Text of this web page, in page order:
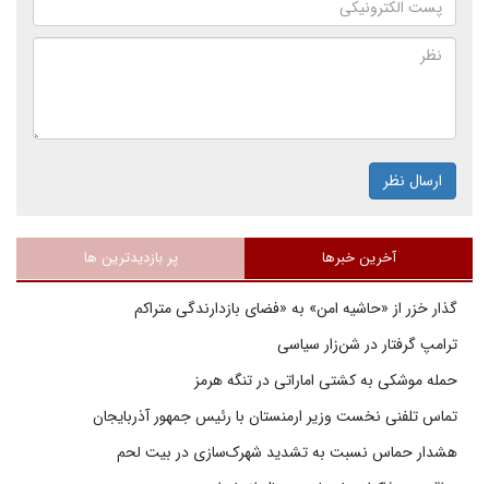
ارسال نظر
آخرین خبرها پر بازدیدترین ها
گذار خزر از «حاشیه امن» به «فضای بازدارندگی متراکم
ترامپ گرفتار در شن‌زار سیاسی
حمله موشکی به کشتی اماراتی در تنگه هرمز
تماس تلفنی نخست وزیر ارمنستان با رئیس جمهور آذربایجان
هشدار حماس نسبت به تشدید شهرک‌سازی در بیت‌ لحم